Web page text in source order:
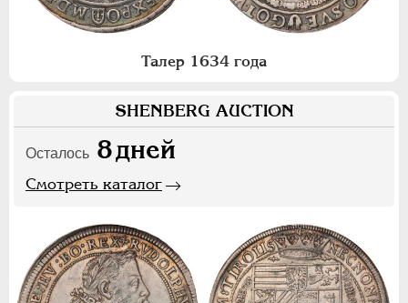
Талер 1634 года
SHENBERG AUCTION
Осталось 8дней
Смотреть каталог